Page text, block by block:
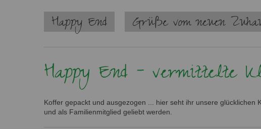
Navigation
überspringen
Happy End Grüße vom neuen
Happy End - vermittelte
Koffer gepackt und ausgezogen ... hier seht ihr unsere
und als Familienmitglied geliebt werden.